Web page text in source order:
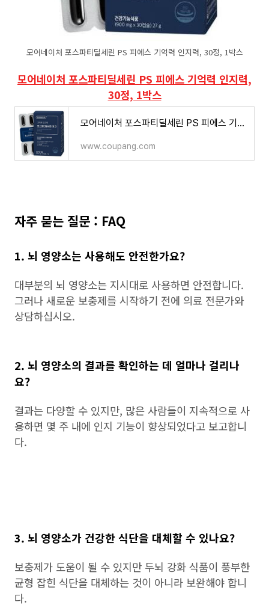
모어네이처 포스파티딜세린 PS 피에스 기억력 인지력, 30정, 1박스
모어네이처 포스파티딜세린 PS 피에스 기억력 인지력,
30정, 1박스
모어네이처 포스파티딜세린 PS 피에스 기억력 인지력 30정, 1박스
www.coupang.com
자주 묻는 질문 : FAQ
1. 뇌 영양소는 사용해도 안전한가요?
대부분의 뇌 영양소는 지시대로 사용하면 안전합니다.
그러나 새로운 보충제를 시작하기 전에 의료 전문가와
상담하십시오.
2. 뇌 영양소의 결과를 확인하는 데 얼마나 걸리나
요?
결과는 다양할 수 있지만, 많은 사람들이 지속적으로 사
용하면 몇 주 내에 인지 기능이 향상되었다고 보고합니
다.
3. 뇌 영양소가 건강한 식단을 대체할 수 있나요?
보충제가 도움이 될 수 있지만 두뇌 강화 식품이 풍부한
균형 잡힌 식단을 대체하는 것이 아니라 보완해야 합니
다.